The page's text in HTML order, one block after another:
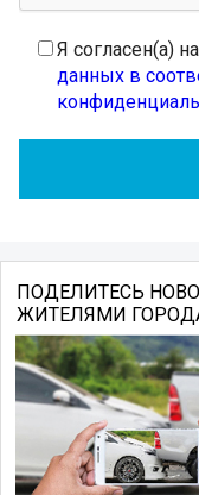
Я согласен(а)
данных в
ПОДЕЛИТЕСЬ
ЖИТЕЛЯМИ